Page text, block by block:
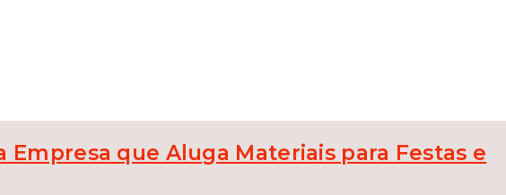
Empresa que Aluga Materiais para Festas e